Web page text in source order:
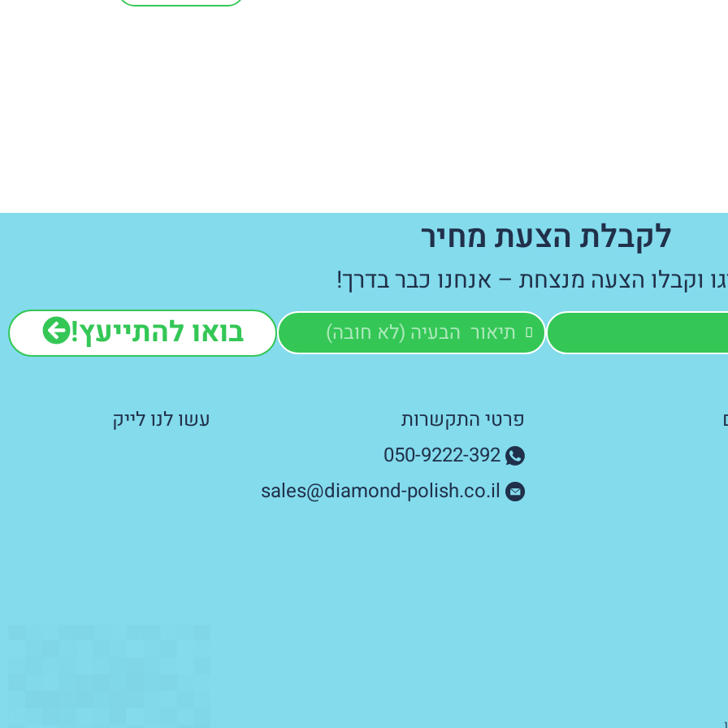
לקבלת הצעת מחיר
וקבלו הצעה מנצחת – אנחנו כבר בדרך!
בואו להתייעץ!
פרטי התקשרות
050-9222-392
sales@diamond-polish.co.il
עשו לנו לייק